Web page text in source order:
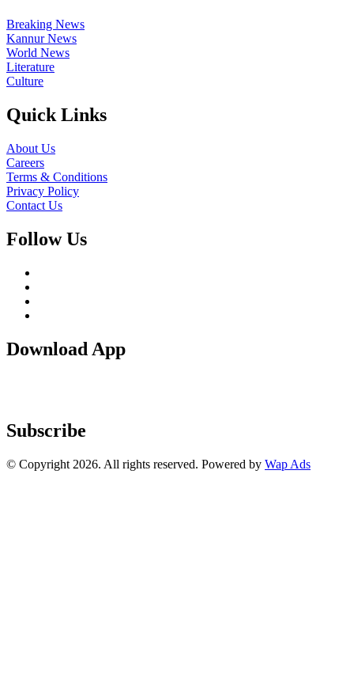
Breaking News
Kannur News
World News
Literature
Culture
Quick Links
About Us
Careers
Terms & Conditions
Privacy Policy
Contact Us
Follow Us
Download App
Subscribe
© Copyright 2026. All rights reserved. Powered by Wap Ads